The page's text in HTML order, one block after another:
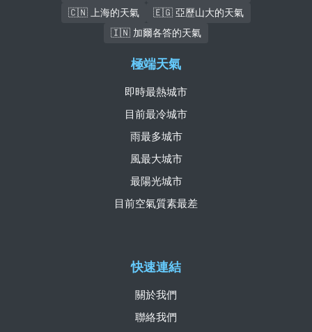
🇨🇳 上海的天氣
🇪🇬 亞歷山大的天氣
🇮🇳 加爾各答的天氣
快速連結
關於我們
聯絡我們
極端天氣
即時最熱城市
目前最冷城市
雨最多城市
風最大城市
最陽光城市
目前空氣質素最差